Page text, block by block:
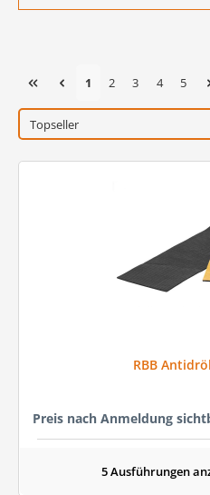
Seite
1 Seite
2 Seite
3 Seite
4 Seite
5
RBB
Preis nach Anmeldung
5 Ausführungen